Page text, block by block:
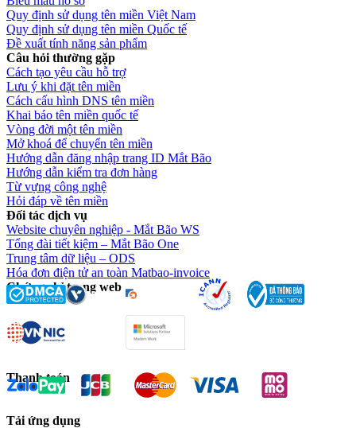
Quy định sử dụng tên miền Việt Nam
Quy định sử dụng tên miền Quốc tế
Đề xuất tính năng sản phẩm
Câu hỏi thường gặp
Cách tạo yêu cầu hỗ trợ
Lưu ý khi đặt tên miền
Cách cấu hình DNS tên miền
Khai báo tên miền quốc tế
Vòng đời một tên miền
Mở khoá để chuyển tên miền
Hướng dẫn đăng nhập trang ID Mắt Bão
Hướng dẫn kiểm tra đơn hàng
Từ vựng công nghệ
Hỏi đáp về tên miền
Đối tác dịch vụ
Website chuyên nghiệp - Mắt Bão WS
Tổng đài tiết kiệm – Mắt Bão One
Trung tâm dữ liệu – ODS
Hóa đơn điện tử an toàn Matbao-invoice
Chứng chỉ trang web
Thanh toán
Tải ứng dụng